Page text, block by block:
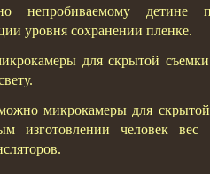
непробиваемому
уровня сохранении пленке.
для скрытой
микрокамеры для
изготовлении человек